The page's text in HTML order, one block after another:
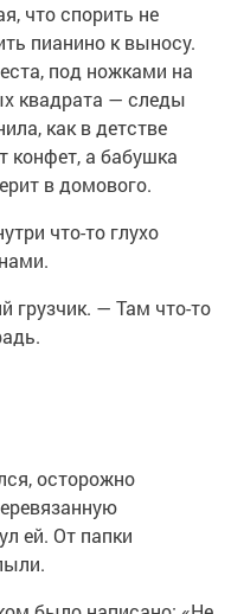
что спорить не
пианино к выносу.
под ножками на
квадрата — следы
как в детстве
конфет, а бабушка
в домового.
что-то глухо
— Там что-то
осторожно
ей. От папки